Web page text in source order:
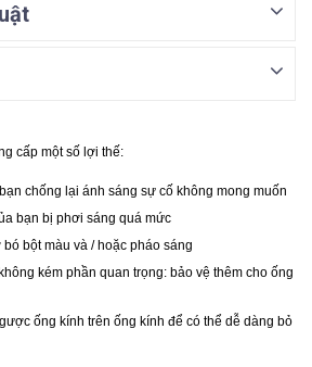
cấp một số lợi thế:
chống lại ánh sáng sự cố không mong muốn
bạn bị phơi sáng quá mức
bột màu và / hoặc pháo sáng
kém phần quan trọng: bảo vệ thêm cho ống
ống kính trên ống kính để có thể dễ dàng bỏ